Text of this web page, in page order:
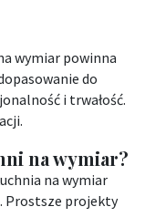
wymiar powinna
do
i trwałość.
na wymiar?
na wymiar
Prostsze projekty